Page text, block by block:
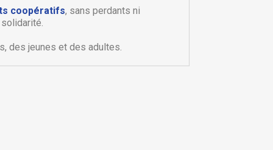
×
×
×coopératifs, sans perdants ni
des jeunes et des adultes.